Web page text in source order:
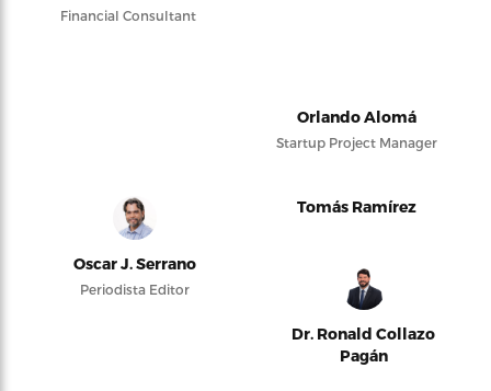
Financial Consultant
Orlando Alomá
Startup Project Manager
Oscar J. Serrano
Periodista Editor
Tomás Ramírez
Dr. Ronald Collazo
Pagán